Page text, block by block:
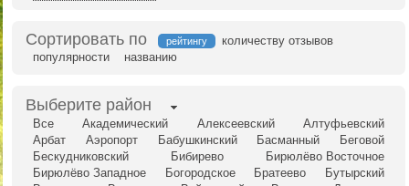
Сортировать по рейтингу
количеству отзывов
популярности
названию
Выберите район
Все Академический Алексеевский
Алтуфьевский
Арбат
Аэропорт Бабушкинский Басманный
Беговой
Бескудниковский
Бибирево
Бирюлёво Восточное
Бирюлёво Западное
Богородское Братеево
Бутырский